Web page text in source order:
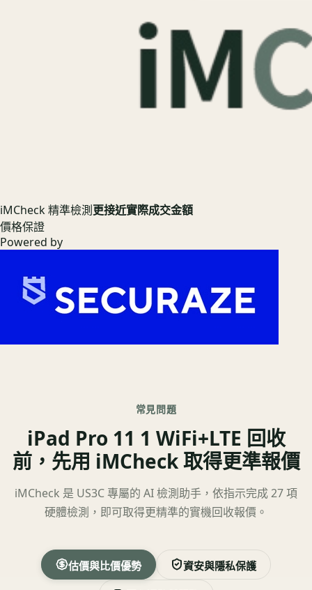
iMCheck 精準檢測更接近實際成交金額
價格保證
Powered by
常見問題
iPad Pro 11 1 WiFi+LTE 回收
前，先用 iMCheck 取得更準報價
iMCheck 是 US3C 專屬的 AI 檢測助手，依指示完成 27 項
硬體檢測，即可取得更精準的實機回收報價。
估價與比價優勢 資安與隱私保護